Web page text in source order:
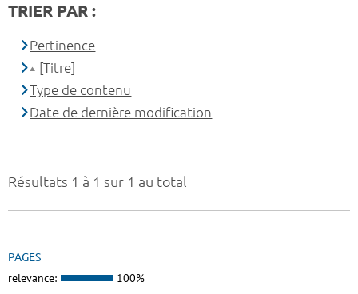
Résultats 1 à 1 sur 1 au total
PAGES
relevance: 100%
TRIER PAR :
Pertinence
[Titre]
Type de contenu
Date de dernière modification